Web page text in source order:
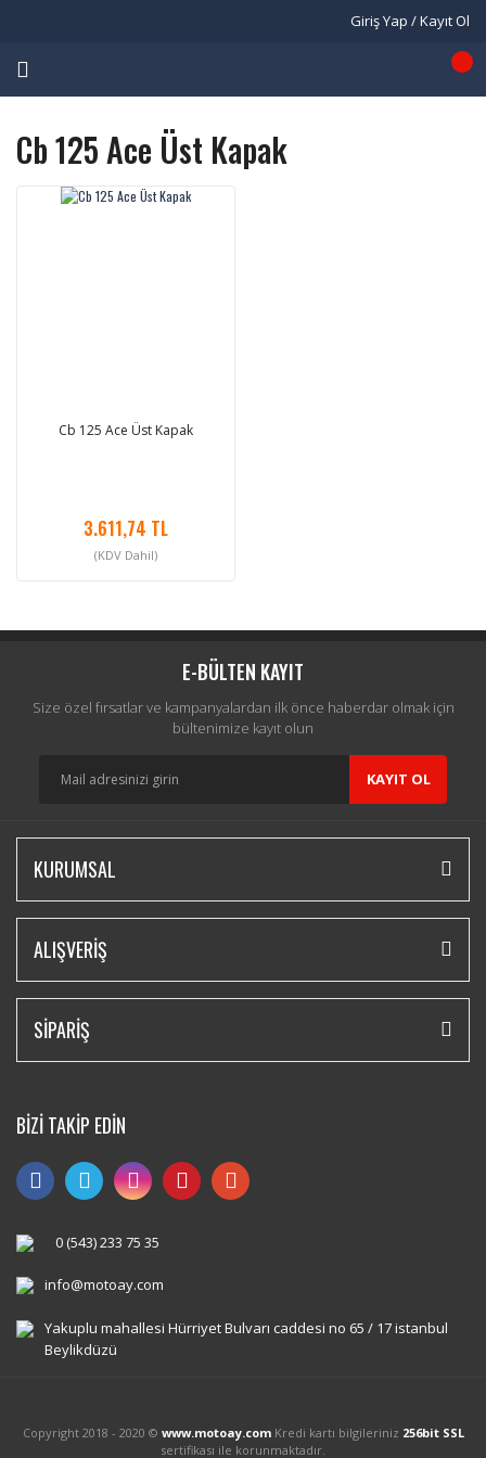
Giriş Yap / Kayıt Ol
Cb 125 Ace Üst Kapak
Cb 125 Ace Üst Kapak
3.611,74 TL
(KDV Dahil)
E-BÜLTEN KAYIT
Size özel fırsatlar ve kampanyalardan ilk önce haberdar olmak için
bültenimize kayıt olun
KAYIT OL
KURUMSAL
ALIŞVERİŞ
SİPARİŞ
BİZİ TAKİP EDİN
0 (543) 233 75 35
info@motoay.com
Yakuplu mahallesi Hürriyet Bulvarı caddesi no 65 / 17 istanbul
Beylikdüzü
Copyright 2018 - 2020 © www.motoay.comKredi kartı bilgileriniz 256bit SSL
sertifikası ile korunmaktadır.